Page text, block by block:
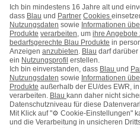
Kontakt Impressum
Hinweise ElektroG/BattG
Barrierefreiheit Karriere
Kooperations- & Werbepartner